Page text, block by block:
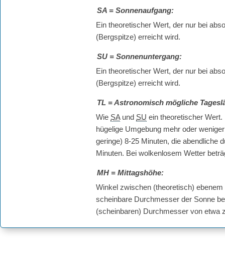
SA = Sonnenaufgang:
Ein theoretischer Wert, der nur bei
(Bergspitze) erreicht wird.
SU = Sonnenuntergang:
Ein theoretischer Wert, der nur bei
(Bergspitze) erreicht wird.
TL = Astronomisch mögliche
Wie SAund SU ein theoretischer
hügelige Umgebung mehr oder
geringe) 8-25 Minuten, die abendliche
Minuten. Bei wolkenlosem Wetter
MH = Mittagshöhe:
Winkel zwischen (theoretisch)
scheinbare Durchmesser der Sonne
(scheinbaren) Durchmesser von etwa